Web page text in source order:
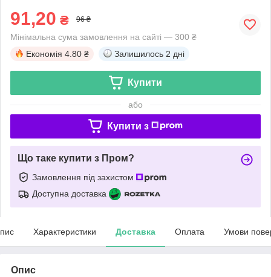
91,20 ₴ 96 ₴
Мінімальна сума замовлення на сайті — 300 ₴
Економія 4.80 ₴ Залишилось 2 дні
Купити
або
Купити з
Що таке купити з Пром?
Замовлення під захистом
Доступна доставка
Характеристики Доставка Оплата Умови
Опис